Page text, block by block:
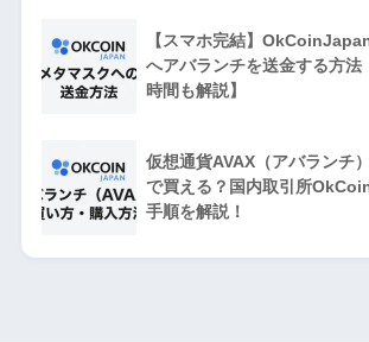
【スマホ完結】
へアバランチを送金する方法
時間も解説】
仮想通貨AVAX（アバランチ
で買える？国内取引所
手順を解説！